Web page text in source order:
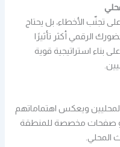
تجنّب الأخطاء، بل يحتاج
الرقمي أكثر تأثيرًا
بناء استراتيجية قوية
ويعكس اهتماماتهم
أو صفحات مخصصة للمنطقة
المحلي.